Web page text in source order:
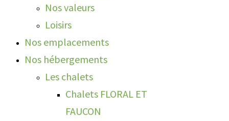
Nos valeurs
Loisirs
Nos emplacements
Nos hébergements
Les chalets
Chalets FLORAL ET
FAUCON